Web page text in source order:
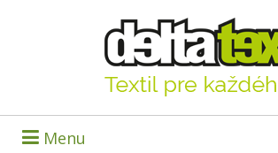
Menu